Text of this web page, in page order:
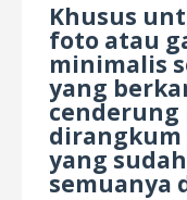
Khusus
foto atau
minimalis
yang
cenderung
dirangkum
yang
semuanya